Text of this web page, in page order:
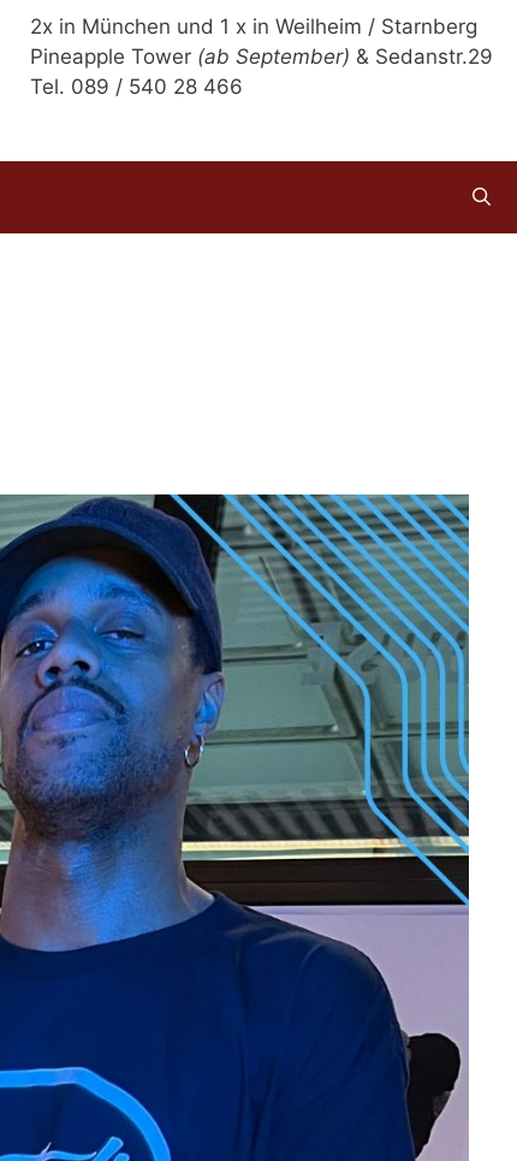
2x in München und 1 x in Weilheim / Starnberg
Pineapple Tower (ab September) & Sedanstr.29
Tel. 089 / 540 28 466